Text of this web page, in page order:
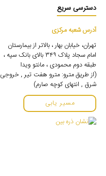
دسترسی سریع
آدرس شعبه مرکزی
تهران، خیابان بهار ، بالاتر از بیمارستان
امام سجاد پلاک ۳۴۹ بالای بانک سپه ،
طبقه دوم محمودی ، مانتو ویدا
(از طریق مترو: مترو هفت تیر , خروجی
شرق , انتهای کوچه صارم)
مسیر یابی